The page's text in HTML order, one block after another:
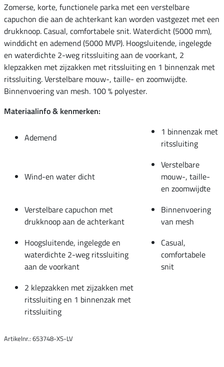
Zomerse, korte, functionele parka met een verstelbare
capuchon die aan de achterkant kan worden vastgezet met een
drukknoop. Casual, comfortabele snit. Waterdicht (5000 mm),
winddicht en ademend (5000 MVP). Hoogsluitende, ingelegde
en waterdichte 2-weg ritssluiting aan de voorkant, 2
klepzakken met zijzakken met ritssluiting en 1 binnenzak met
ritssluiting. Verstelbare mouw-, taille- en zoomwijdte.
Binnenvoering van mesh. 100 % polyester.
Materiaalinfo & kenmerken:
Ademend
1 binnenzak met
ritssluiting
Wind-en water dicht
Verstelbare
mouw-, taille-
en zoomwijdte
Verstelbare capuchon met
drukknoop aan de achterkant
Binnenvoering
van mesh
Hoogsluitende, ingelegde en
waterdichte 2-weg ritssluiting
aan de voorkant
Casual,
comfortabele
snit
2 klepzakken met zijzakken met
ritssluiting en 1 binnenzak met
ritssluiting
Artikelnr.: 653748-XS-LV